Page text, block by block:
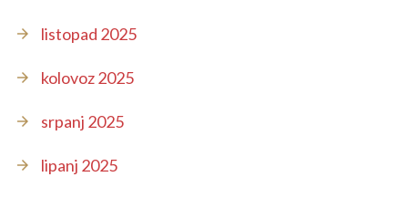
listopad 2025
kolovoz 2025
srpanj 2025
lipanj 2025